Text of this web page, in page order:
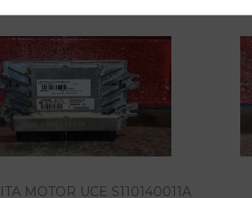
MOTOR UCE S110140011A